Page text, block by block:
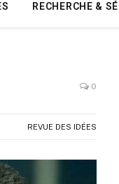
RECHERCHE &
0
REVUE DES IDÉES